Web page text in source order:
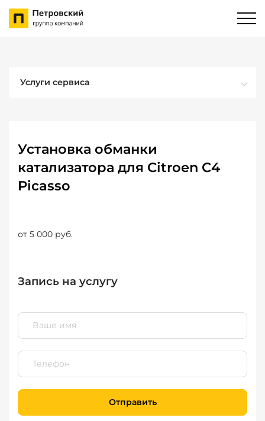
Услуги сервиса
Установка обманки
катализатора для Citroen C4
Picasso
от 5 000 руб.
Запись на услугу
Отправить